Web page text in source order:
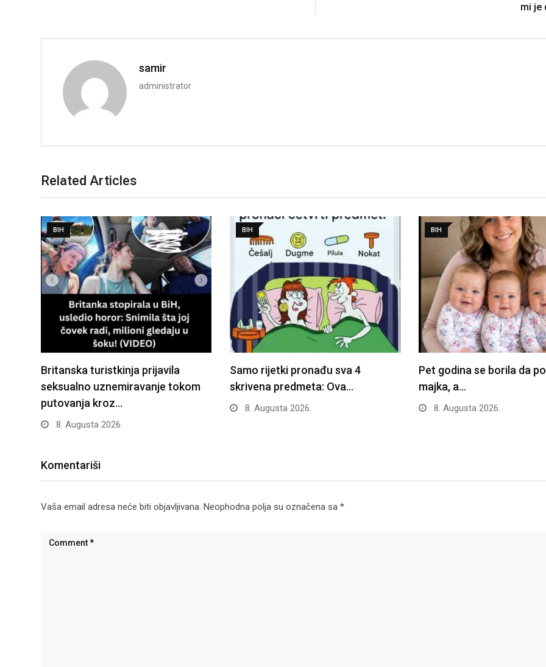
mi je
samir
administrator
Related Articles
BIH
Britanska turistkinja prijavila
seksualno uznemiravanje tokom
putovanja kroz…
8. Augusta 2026.
BIH
Samo rijetki pronađu sva 4
skrivena predmeta: Ova…
8. Augusta 2026.
BIH
Pet godina se borila da
majka, a…
8. Augusta 2026.
Komentariši
Vaša email adresa neće biti objavljivana. Neophodna polja su označena sa *